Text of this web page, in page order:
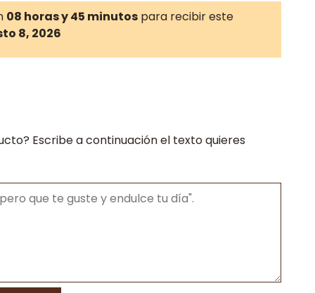
08 horas y 45 minutospara recibir este
8, 2026
Escribe a continuación el texto quieres